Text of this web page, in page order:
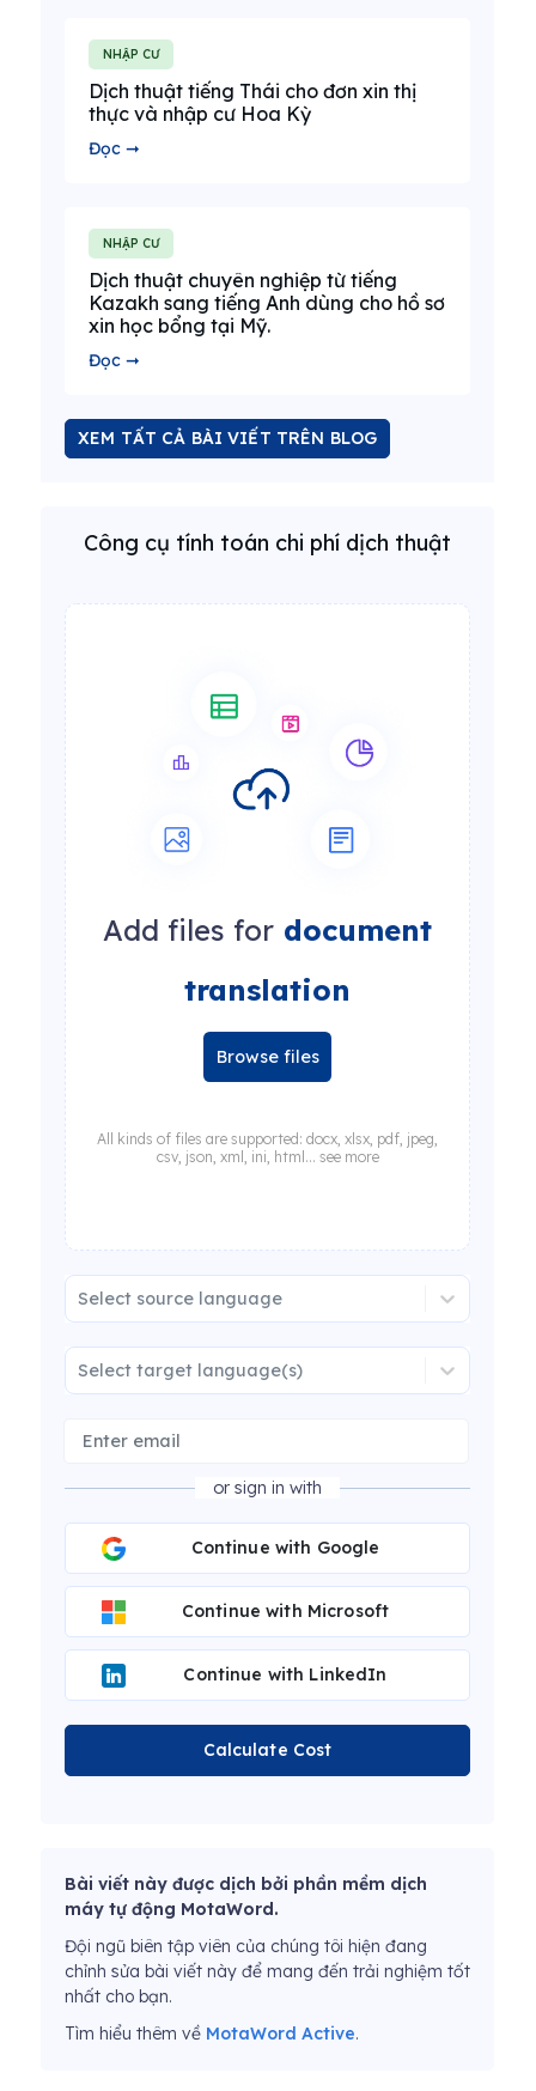
NHẬP CƯ
Dịch thuật tiếng Thái cho đơn xin thị
thực và nhập cư Hoa Kỳ
Đọc ➞
NHẬP CƯ
Dịch thuật chuyên nghiệp từ tiếng
Kazakh sang tiếng Anh dùng cho hồ sơ
xin học bổng tại Mỹ.
Đọc ➞
XEM TẤT CẢ BÀI VIẾT TRÊN BLOG
Công cụ tính toán chi phí dịch thuật
Add files for document
translation
Browse files
All kinds of files are supported: docx, xlsx, pdf, jpeg,
csv, json, xml, ini, html... see more
Select source language
Select target language(s)
or sign in with
Continue with Google
Continue with Microsoft
Continue with LinkedIn
Calculate Cost
Bài viết này được dịch bởi phần mềm dịch
máy tự động MotaWord.
Đội ngũ biên tập viên của chúng tôi hiện đang
chỉnh sửa bài viết này để mang đến trải nghiệm tốt
nhất cho bạn.
Tìm hiểu thêm về MotaWord Active.